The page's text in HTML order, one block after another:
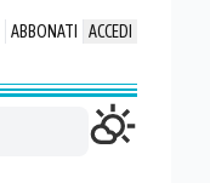
ABBONATI ACCEDI